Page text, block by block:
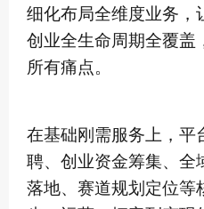
细化布局全维度业务，
创业全生命周期全覆盖
所有痛点。
在基础刚需服务上，平
聘、创业资金筹集、全
落地、赛道规划定位等